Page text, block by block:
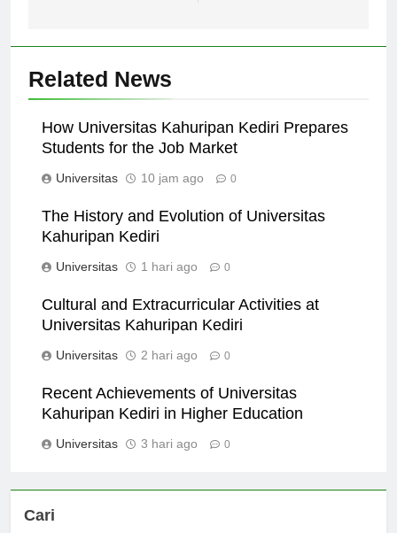
Related News
How Universitas Kahuripan Kediri Prepares
Students for the Job Market
Universitas 10 jam ago 0
The History and Evolution of Universitas
Kahuripan Kediri
Universitas 1 hari ago 0
Cultural and Extracurricular Activities at
Universitas Kahuripan Kediri
Universitas 2 hari ago 0
Recent Achievements of Universitas
Kahuripan Kediri in Higher Education
Universitas 3 hari ago 0
Cari